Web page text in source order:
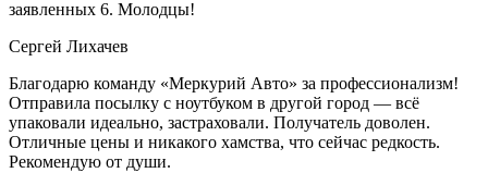
заявленных 6. Молодцы!
Сергей Лихачев
Благодарю команду «Меркурий Авто» за профессионализм!
Отправила посылку с ноутбуком в другой город — всё
упаковали идеально, застраховали. Получатель доволен.
Отличные цены и никакого хамства, что сейчас редкость.
Рекомендую от души.